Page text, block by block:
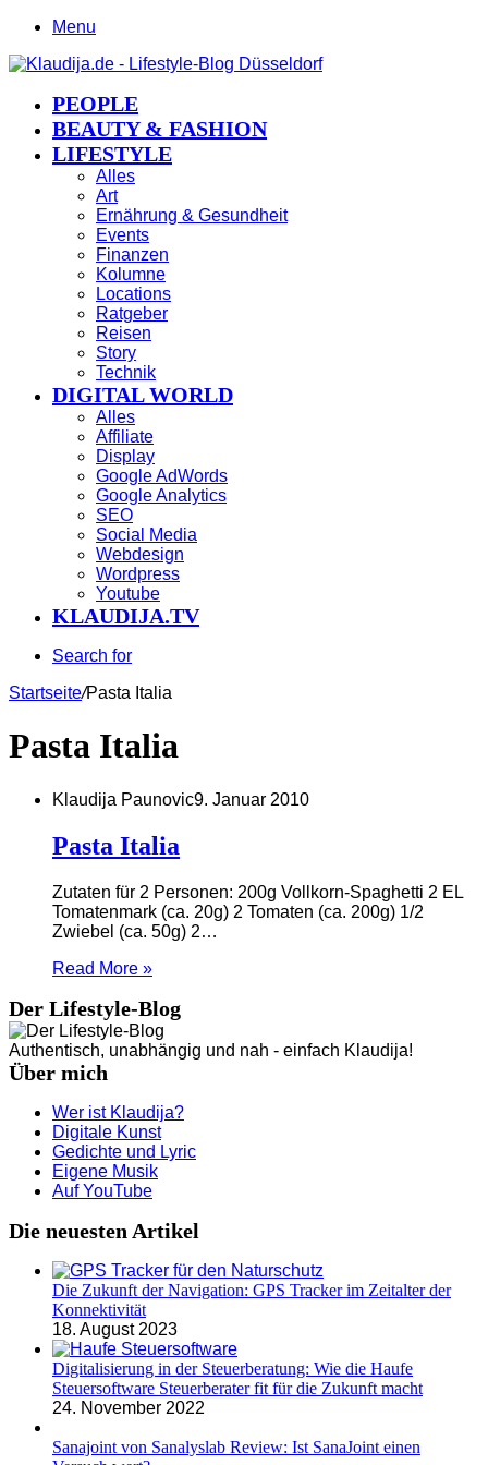
Menu
PEOPLE
BEAUTY & FASHION
LIFESTYLE
Alles
Art
Ernährung & Gesundheit
Events
Finanzen
Kolumne
Locations
Ratgeber
Reisen
Story
Technik
DIGITAL WORLD
Alles
Affiliate
Display
Google AdWords
Google Analytics
SEO
Social Media
Webdesign
Wordpress
Youtube
KLAUDIJA.TV
Search for
Startseite/Pasta Italia
Pasta Italia
Klaudija Paunovic9. Januar 2010
Pasta Italia
Zutaten für 2 Personen: 200g Vollkorn-Spaghetti 2 EL
Tomatenmark (ca. 20g) 2 Tomaten (ca. 200g) 1/2
Zwiebel (ca. 50g) 2…
Read More »
Der Lifestyle-Blog
Authentisch, unabhängig und nah - einfach Klaudija!
Über mich
Wer ist Klaudija?
Digitale Kunst
Gedichte und Lyric
Eigene Musik
Auf YouTube
Die neuesten Artikel
Die Zukunft der Navigation: GPS Tracker im Zeitalter der
Konnektivität
18. August 2023
Digitalisierung in der Steuerberatung: Wie die Haufe
Steuersoftware Steuerberater fit für die Zukunft macht
24. November 2022
Sanajoint von Sanalyslab Review: Ist SanaJoint einen